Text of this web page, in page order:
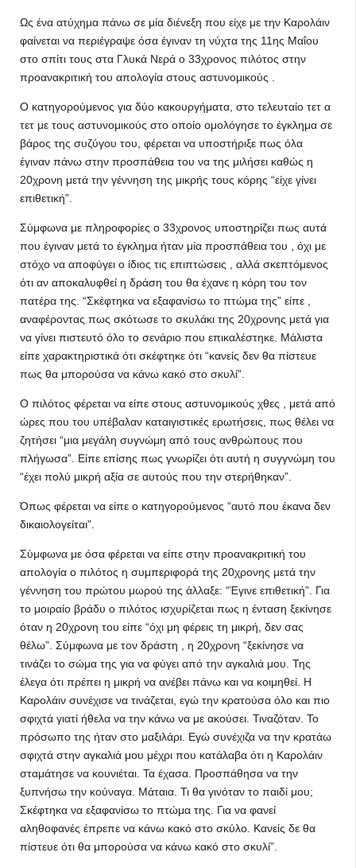
Ως ένα ατύχημα πάνω σε μία διένεξη που είχε με την Καρολάιν
φαίνεται να περιέγραψε όσα έγιναν τη νύχτα της 11ης Μαΐου
στο σπίτι τους στα Γλυκά Νερά ο 33χρονος πιλότος στην
προανακριτική του απολογία στους αστυνομικούς .
Ο κατηγορούμενος για δύο κακουργήματα, στο τελευταίο τετ α
τετ με τους αστυνομικούς στο οποίο ομολόγησε το έγκλημα σε
βάρος της συζύγου του, φέρεται να υποστήριξε πως όλα
έγιναν πάνω στην προσπάθεια του να της μιλήσει καθώς η
20χρονη μετά την γέννηση της μικρής τους κόρης “είχε γίνει
επιθετική”.
Σύμφωνα με πληροφορίες ο 33χρονος υποστηρίζει πως αυτά
που έγιναν μετά το έγκλημα ήταν μία προσπάθεια του , όχι με
στόχο να αποφύγει ο ίδιος τις επιπτώσεις , αλλά σκεπτόμενος
ότι αν αποκαλυφθεί η δράση του θα έχανε η κόρη του τον
πατέρα της. “Σκέφτηκα να εξαφανίσω το πτώμα της” είπε ,
αναφέροντας πως σκότωσε το σκυλάκι της 20χρονης μετά για
να γίνει πιστευτό όλο το σενάριο που επικαλέστηκε. Μάλιστα
είπε χαρακτηριστικά ότι σκέφτηκε ότι “κανείς δεν θα πίστευε
πως θα μπορούσα να κάνω κακό στο σκυλί”.
Ο πιλότος φέρεται να είπε στους αστυνομικούς χθες , μετά από
ώρες που του υπέβαλαν καταιγιστικές ερωτήσεις, πως θέλει να
ζητήσει “μια μεγάλη συγνώμη από τους ανθρώπους που
πλήγωσα”. Είπε επίσης πως γνωρίζει ότι αυτή η συγγνώμη του
“έχει πολύ μικρή αξία σε αυτούς που την στερήθηκαν”.
Όπως φέρεται να είπε ο κατηγορούμενος “αυτό που έκανα δεν
δικαιολογείται”.
Σύμφωνα με όσα φέρεται να είπε στην προανακριτική του
απολογία ο πιλότος η συμπεριφορά της 20χρονης μετά την
γέννηση του πρώτου μωρού της άλλαξε: “Έγινε επιθετική”. Για
το μοιραίο βράδυ ο πιλότος ισχυρίζεται πως η ένταση ξεκίνησε
όταν η 20χρονη του είπε “όχι μη φέρεις τη μικρή, δεν σας
θέλω”. Σύμφωνα με τον δράστη , η 20χρονη “ξεκίνησε να
τινάζει το σώμα της για να φύγει από την αγκαλιά μου. Της
έλεγα ότι πρέπει η μικρή να ανέβει πάνω και να κοιμηθεί. Η
Καρολάιν συνέχισε να τινάζεται, εγώ την κρατούσα όλο και πιο
σφιχτά γιατί ήθελα να την κάνω να με ακούσει. Τιναζόταν. Το
πρόσωπο της ήταν στο μαξιλάρι. Εγώ συνέχιζα να την κρατάω
σφιχτά στην αγκαλιά μου μέχρι που κατάλαβα ότι η Καρολάιν
σταμάτησε να κουνιέται. Τα έχασα. Προσπάθησα να την
ξυπνήσω την κούναγα. Μάταια. Τι θα γινόταν το παιδί μου;
Σκέφτηκα να εξαφανίσω το πτώμα της. Για να φανεί
αληθοφανές έπρεπε να κάνω κακό στο σκύλο. Κανείς δε θα
πίστευε ότι θα μπορούσα να κάνω κακό στο σκυλί”.